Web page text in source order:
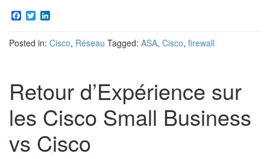
Facebook
Twitter
Posted in: Cisco, Réseau Tagged: ASA, Cisco, firewall
Retour d’Expérience sur
les Cisco Small Business
vs Cisco